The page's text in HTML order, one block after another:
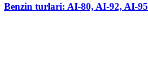
Benzin turlari: AI-80, AI-92, AI-95